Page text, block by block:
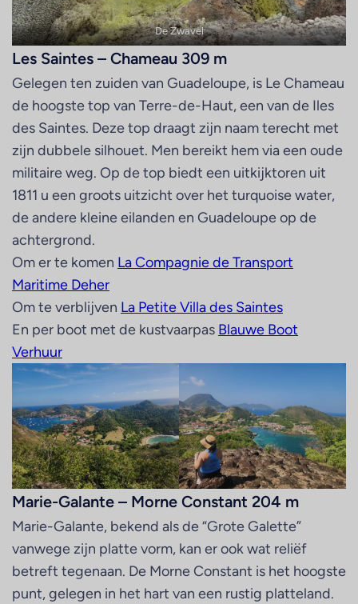
De Zwavel
Les Saintes – Chameau 309 m
Gelegen ten zuiden van Guadeloupe, is Le Chameau
de hoogste top van Terre-de-Haut, een van de Iles
des Saintes. Deze top draagt zijn naam terecht met
zijn dubbele silhouet. Men bereikt hem via een oude
militaire weg. Op de top biedt een uitkijktoren uit
1811 u een groots uitzicht over het turquoise water,
de andere kleine eilanden en Guadeloupe op de
achtergrond.
Om er te komen La Compagnie de Transport
Maritime Deher
Om te verblijven La Petite Villa des Saintes
En per boot met de kustvaarpas Blauwe Boot
Verhuur
Marie-Galante – Morne Constant 204 m
Marie-Galante, bekend als de “Grote Galette”
vanwege zijn platte vorm, kan er ook wat reliëf
betreft tegenaan. De Morne Constant is het hoogste
punt, gelegen in het hart van een rustig platteland.